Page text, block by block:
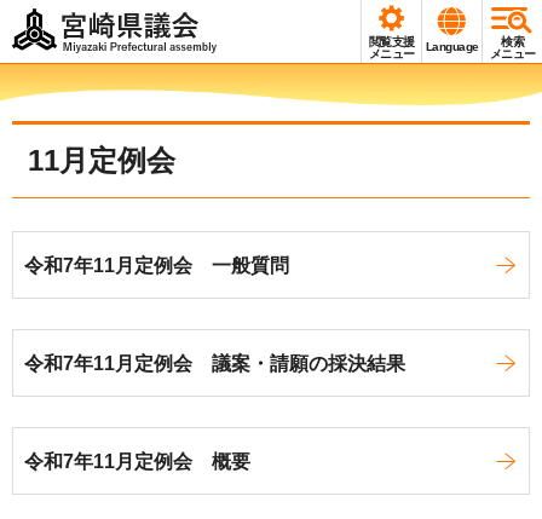
宮崎県議会
Miyazaki Prefectural
閲覧支援
メニュー
Language
検索
メニュー
11月定例会
令和7年11月定例会 一般質問
令和7年11月定例会 議案・請願の採決結果
令和7年11月定例会 概要